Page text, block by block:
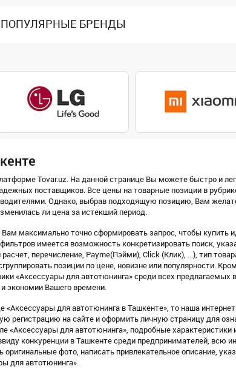
ПОПУЛЯРНЫЕ БРЕНДЫ
Tovar.uz. На данной странице Вы можете быстро и
поставщиков. Все цены на товарные позиции в
Однако, выбрав подходящую позицию, Вам
ли цена за истекший период.
максимально точно сформировать запрос, чтобы купить
имеется возможность конкретизировать поиск,
перечисление, Payme(Пэйми), Click (Клик), ...), тип
позиции по цене, новизне или популярности.
«Аксессуары для автотюнинга» среди всех
экономии Вашего времени.
для автотюнинга в Ташкенте», то наша
регистрацию на сайте и оформить личную страницу для
для автотюнинга», подробные
конкуренции в Ташкенте среди предпринимателей, всю
фото, написать привлекательное описание,
для автотюнинга».